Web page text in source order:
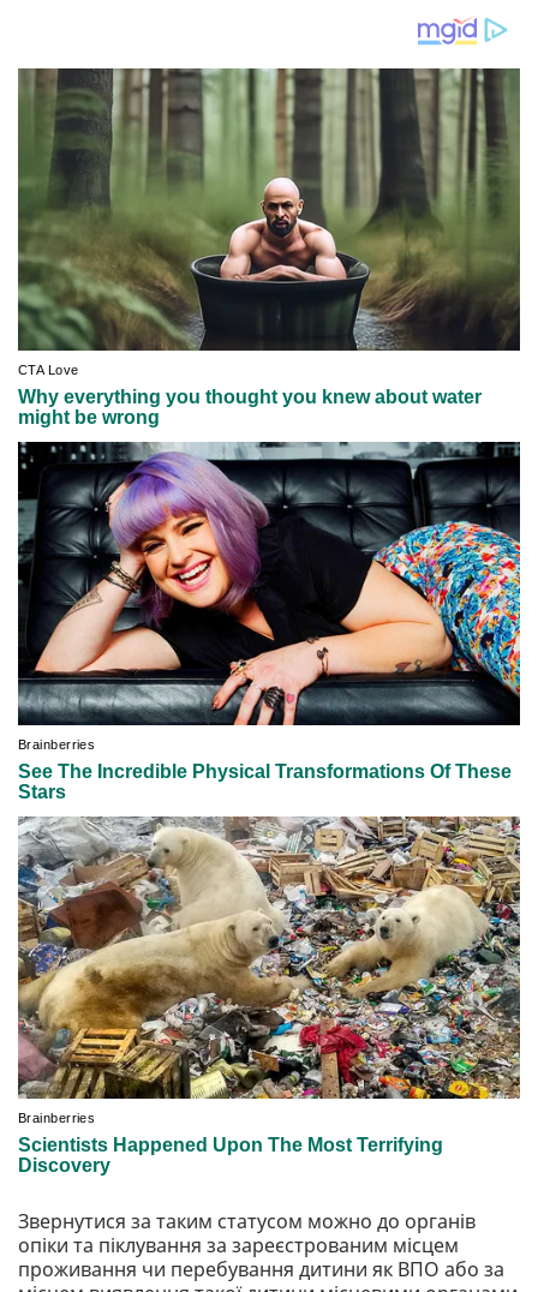
Звернутися за таким статусом можно до органів
опіки та піклування за зареєстрованим місцем
проживання чи перебування дитини як ВПО або за